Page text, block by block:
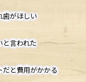
歯がほしい
と言われた
だと費用がかかる